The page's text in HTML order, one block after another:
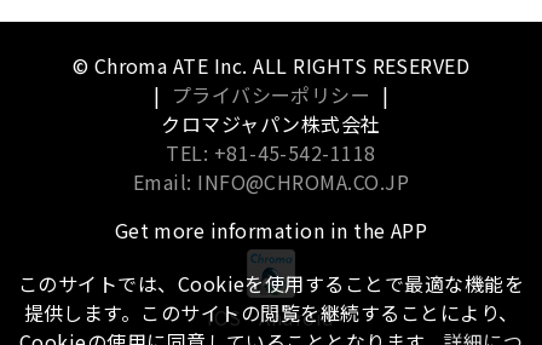
© Chroma ATE Inc. ALL RIGHTS RESERVED
| プライバシーポリシー |
クロマジャパン株式会社
TEL: +81-45-542-1118
Email: INFO@CHROMA.CO.JP
Get more information in the APP
iOS Android
このサイトでは、Cookieを使用することで最適な機能を
提供します。このサイトの閲覧を継続することにより、